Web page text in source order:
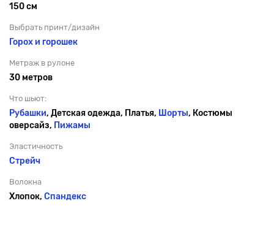
150 см
Выбрать принт/дизайн
Горох и горошек
Метраж в рулоне
30 метров
Что шьют:
Рубашки, Детская одежда, Платья, Шорты, Костюмы
оверсайз, Пижамы
Эластичность
Стрейч
Волокна
Хлопок, Спандекс